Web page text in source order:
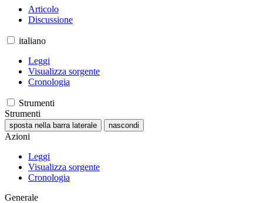
Articolo
Discussione
italiano
Leggi
Visualizza sorgente
Cronologia
Strumenti
Strumenti
sposta nella barra laterale nascondi
Azioni
Leggi
Visualizza sorgente
Cronologia
Generale